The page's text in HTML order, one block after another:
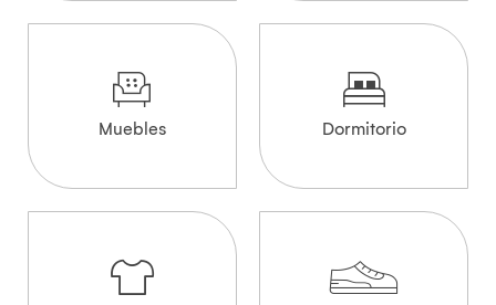
Muebles Dormitorio